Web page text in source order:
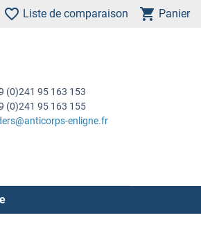
Liste de comparaison Panier
(0)241 95 163 153
(0)241 95 163 155
enligne.fr